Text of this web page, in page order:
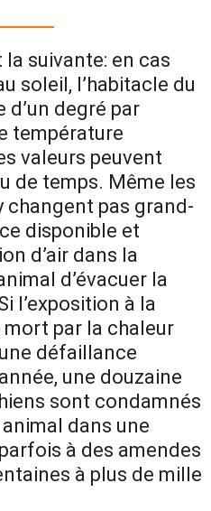
suivante: en cas
soleil, l’habitacle du
degré par
température
valeurs peuvent
de temps. Même les
changent pas grand-
disponible et
d’air dans la
d’évacuer la
l’exposition à la
par la chaleur
défaillance
une douzaine
sont condamnés
dans une
à des amendes
à plus de mille